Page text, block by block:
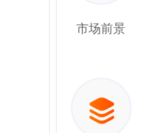
市场前景